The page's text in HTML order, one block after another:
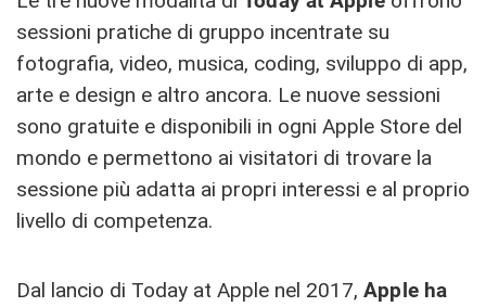
sessioni pratiche di gruppo incentrate su
fotografia, video, musica, coding, sviluppo di app,
arte e design e altro ancora. Le nuove sessioni
sono gratuite e disponibili in ogni Apple Store del
mondo e permettono ai visitatori di trovare la
sessione più adatta ai propri interessi e al proprio
livello di competenza.
Dal lancio di Today at Apple nel 2017, Apple ha